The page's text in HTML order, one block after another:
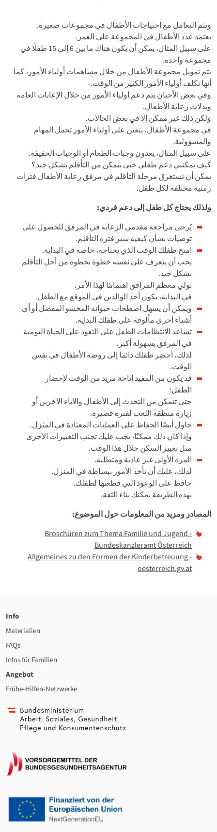
ويتم التعامل مع احتياجات الأطفال في مجموعات صغيرة.
يعتمد عدد الأطفال في المجموعة على العمر.
على سبيل المثال، يمكن أن يكون هناك ما بين 6 إلى 15 طفلًا في
مجموعة واحدة.
يتم تمويل مجموعة الأطفال من خلال مساهمات أولياء الأمور، كما
أنها تكلف أولياء الأمور الكثير من الوقت.
وفي بعض الأحيان يتم دعم أولياء الأمور من خلال الإعانات العامة
وبدلات رعاية الأطفال.
ولكن ذلك غير ممكن إلا في بعض الحالات.
في مجموعة الأطفال، يتعين على أولياء الأمور تحمل المهام
والمسؤولية.
على سبيل المثال، يعدون وجبات الطعام أو الوجبات الخفيفة.
كيف يمكنني دعم طفلي حتى يتمكن من التأقلم بشكل جيد؟
يمكن أن تستغرق مرحلة التأقلم في مرفق رعاية الأطفال فترات
زمنية مختلفة لكل طفل.
ولذلك يحتاج كل طفل إلى دعم فردي:
يُرجى مراجعة مقدمي الرعاية في المرفق للحصول على
توصيات بشأن كيفية سير فترة التأقلم.
امنح طفلك الوقت الذي يحتاجه، خاصة في البداية.
يجب أن يتعرف على نفسه خطوة بخطوة من أجل التأقلم
بشكل جيد.
تولي معظم المرافق اهتمامًا لهذا الأمر.
في البداية، يكون أحد الوالدين في الموقع مع الطفل.
ويمكن أن يسهل اصطحاب حيوانه المحشو المفضل أو أي
أشياء أخرى مألوفة على طفلك البداية.
تساعد الانتظامات الطفل على التعود على الحياة اليومية
في المرفق بسهولة أكبر.
لذلك، أحضر طفلك دائمًا إلى روضة الأطفال في نفس
الوقت.
قد يكون من المفيد إتاحة مزيد من الوقت لإحضار
الطفل:
حتى تتمكن من التحدث إلى الأطفال والآباء الآخرين أو
زيارة منطقة اللعب لفترة قصيرة.
حاول أيضًا الحفاظ على العمليات المعتادة في المنزل.
وإذا كان ذلك ممكنًا، يجب عليك تجنب التغييرات الأخرى
مثل تغيير السكن خلال هذا الوقت.
المرة الأولى غير عادية ومتطلبة.
لذلك، عليك أن تأخذ الأمور ببساطة في المنزل.
حافظ على الوعود التي قطعتها لطفلك.
بهذه الطريقة يمكنك بناء الثقة.
المصادر ومزيد من المعلومات حول الموضوع:
Broschüren zum Thema Familie und Jugend -
Bundeskanzleramt Österreich
Allgemeines zu den Formen der Kinderbetreuung -
oesterreich.gv.at
Info
Materialien
FAQs
Infos für Familien
Angebot
Frühe-Hilfen-Netzwerke